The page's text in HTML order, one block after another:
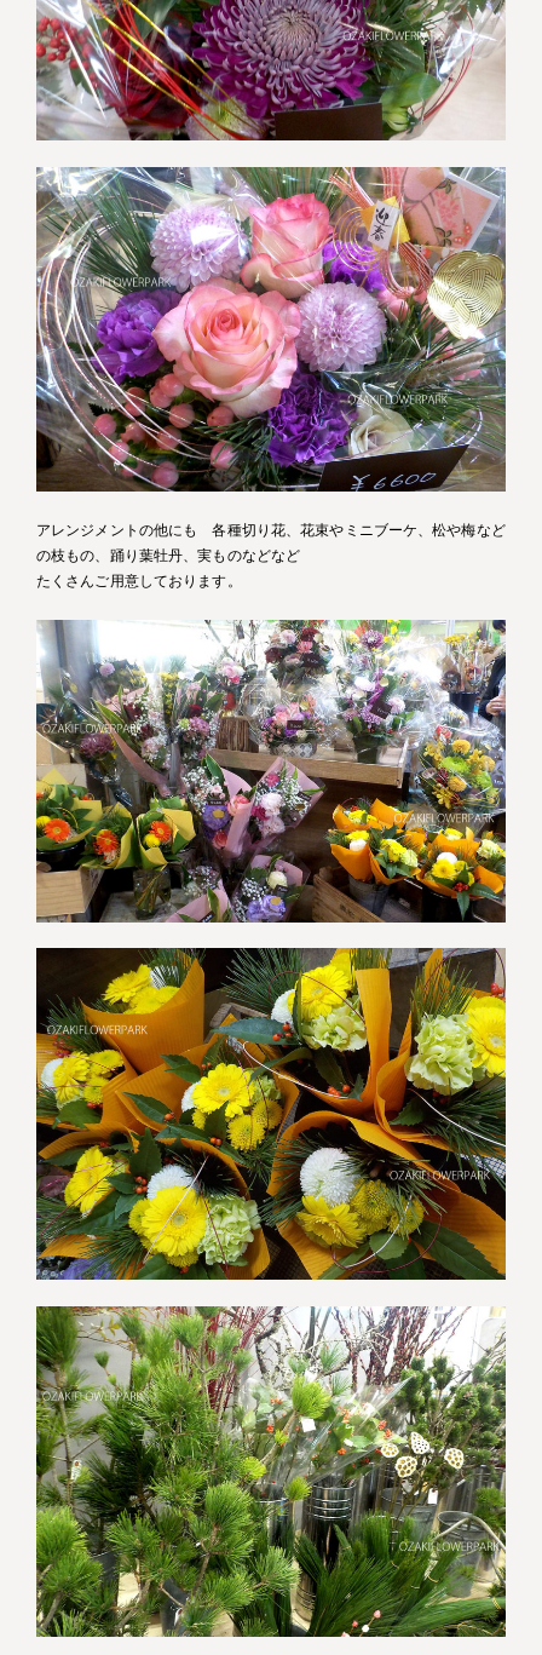
アレンジメントの他にも 各種切り花、花束やミニブーケ、松や梅など
の枝もの、踊り葉牡丹、実ものなどなど
たくさんご用意しております。